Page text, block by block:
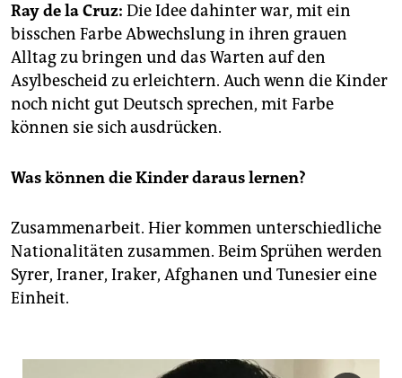
epaper login
Ray de la Cruz: Die Idee dahinter war, mit ein
bisschen Farbe Abwechslung in ihren grauen
Alltag zu bringen und das Warten auf den
Asylbescheid zu erleichtern. Auch wenn die Kinder
noch nicht gut Deutsch sprechen, mit Farbe
können sie sich ausdrücken.
Was können die Kinder daraus lernen?
Zusammenarbeit. Hier kommen unterschiedliche
Nationalitäten zusammen. Beim Sprühen werden
Syrer, Iraner, Iraker, Afghanen und Tunesier eine
Einheit.